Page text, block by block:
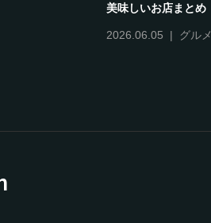
美味しいお店まとめ
2026.06.05 グルメ